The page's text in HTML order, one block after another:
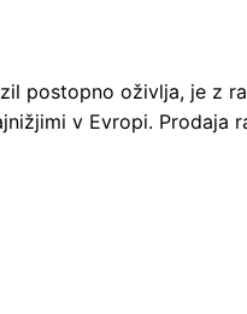
postopno oživlja, je z
v Evropi. Prodaja